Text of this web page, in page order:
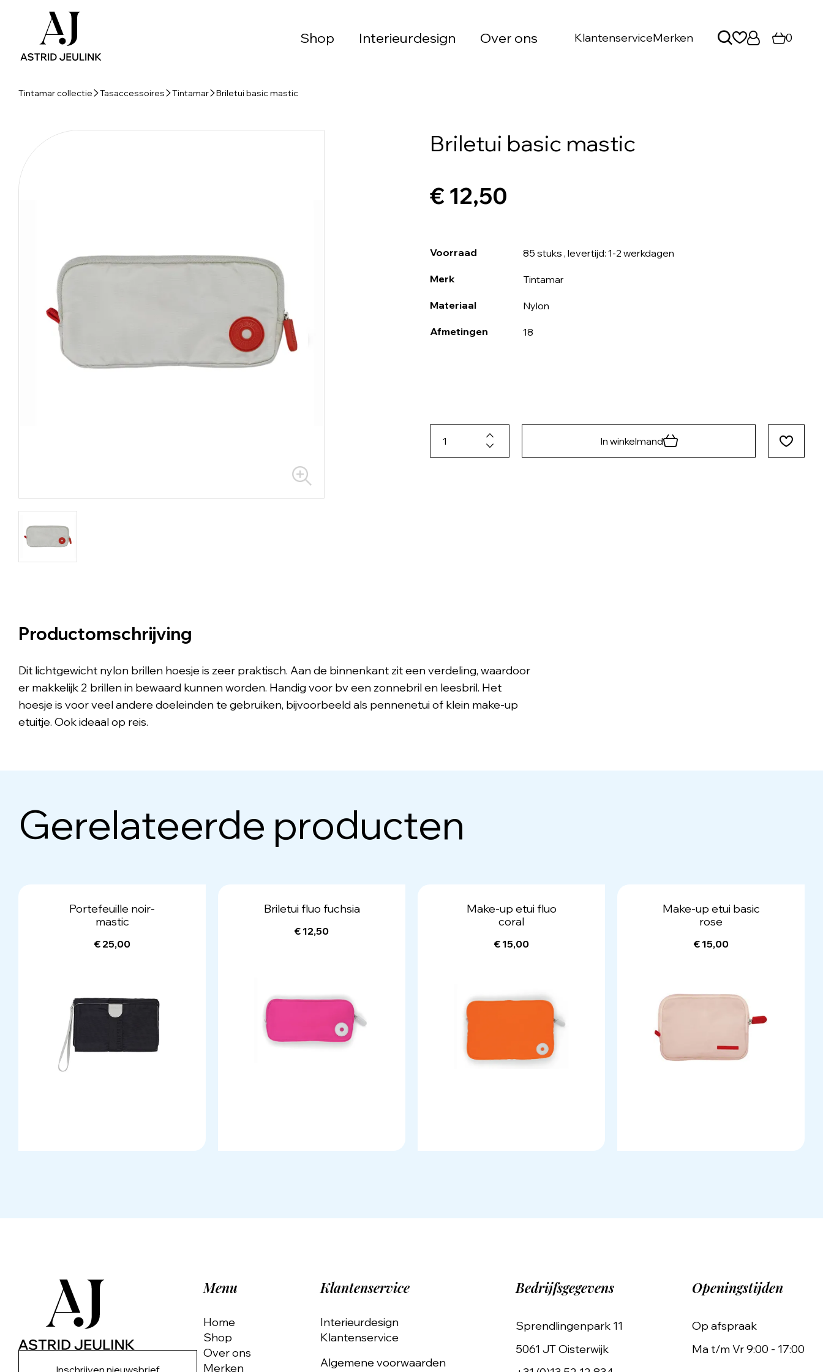
Shop Interieurdesign Over ons KlantenserviceMerken 0
Tintamar collectie Tasaccessoires Tintamar Briletui basic mastic
Briletui basic mastic
€ 12,50
Voorraad 85 stuks , levertijd: 1-2 werkdagen
Merk Tintamar
Materiaal Nylon
Afmetingen 18
In winkelmand
Productomschrijving
Dit lichtgewicht nylon brillen hoesje is zeer praktisch. Aan de binnenkant zit een verdeling, waardoor
er makkelijk 2 brillen in bewaard kunnen worden. Handig voor bv een zonnebril en leesbril. Het
hoesje is voor veel andere doeleinden te gebruiken, bijvoorbeeld als pennenetui of klein make-up
etuitje. Ook ideaal op reis.
Gerelateerde producten
Portefeuille noir-
mastic
€ 25,00
Briletui fluo fuchsia
€ 12,50
Make-up etui fluo
coral
€ 15,00
Make-up etui basic
rose
€ 15,00
Inschrijven nieuwsbrief
Menu
Home
Shop
Over ons
Merken
Klantenservice
Interieurdesign
Klantenservice
Algemene voorwaarden
Bedrijfsgegevens
Sprendlingenpark 11
5061 JT Oisterwijk
Openingstijden
Op afspraak
Ma t/m Vr 9:00 - 17:00